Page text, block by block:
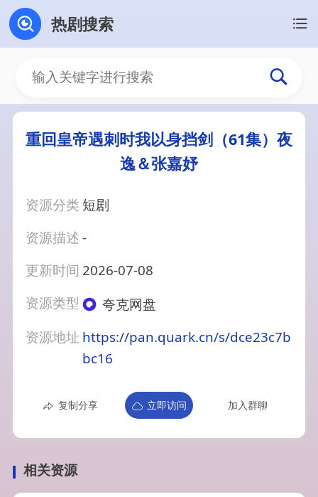
热剧搜索
重回皇帝遇刺时我以身挡剑（61集）夜
逸＆张嘉妤
资源分类 短剧
资源描述-
更新时间 2026-07-08
资源类型
夸克网盘
资源地址 https://pan.quark.cn/s/dce23c7b
bc16
复制分享 立即访问 加入群聊
相关资源